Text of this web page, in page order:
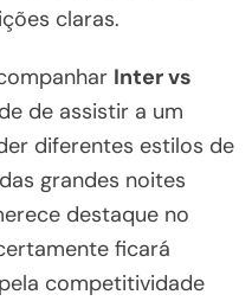
claras.
Inter vs
de assistir a um
diferentes estilos de
grandes noites
destaque no
ficará
competitividade